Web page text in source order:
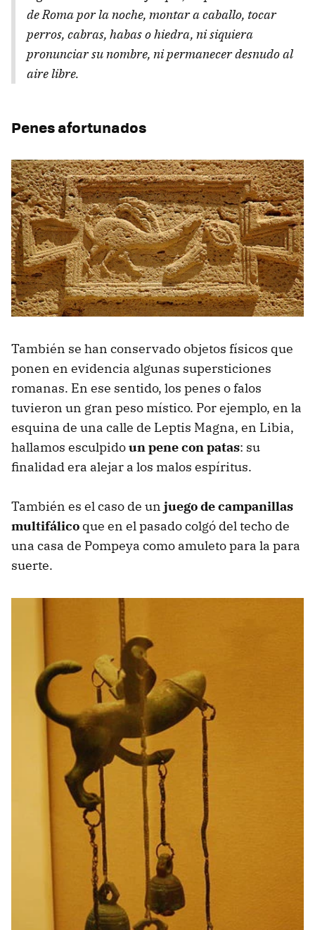
de Roma por la noche, montar a caballo, tocar
perros, cabras, habas o hiedra, ni siquiera
pronunciar su nombre, ni permanecer desnudo al
aire libre.
Penes afortunados
También se han conservado objetos físicos que
ponen en evidencia algunas supersticiones
romanas. En ese sentido, los penes o falos
tuvieron un gran peso místico. Por ejemplo, en la
esquina de una calle de Leptis Magna, en Libia,
hallamos esculpidoun pene con patas: su
finalidad era alejar a los malos espíritus.
También es el caso de un juego de campanillas
multifálico que en el pasado colgó del techo de
una casa de Pompeya como amuleto para la para
suerte.